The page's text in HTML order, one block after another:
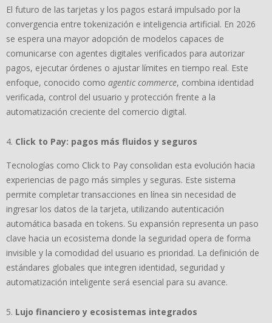
El futuro de las tarjetas y los pagos estará impulsado por la
convergencia entre tokenización e inteligencia artificial. En 2026
se espera una mayor adopción de modelos capaces de
comunicarse con agentes digitales verificados para autorizar
pagos, ejecutar órdenes o ajustar límites en tiempo real. Este
enfoque, conocido como agentic commerce, combina identidad
verificada, control del usuario y protección frente a la
automatización creciente del comercio digital.
Click to Pay: pagos más fluidos y seguros
Tecnologías como Click to Pay consolidan esta evolución hacia
experiencias de pago más simples y seguras. Este sistema
permite completar transacciones en línea sin necesidad de
ingresar los datos de la tarjeta, utilizando autenticación
automática basada en tokens. Su expansión representa un paso
clave hacia un ecosistema donde la seguridad opera de forma
invisible y la comodidad del usuario es prioridad. La definición de
estándares globales que integren identidad, seguridad y
automatización inteligente será esencial para su avance.
Lujo financiero y ecosistemas integrados